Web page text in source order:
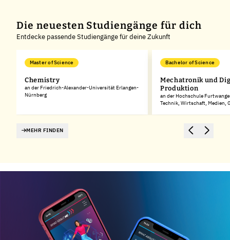
Die neuesten Studiengänge für dich
Entdecke passende Studiengänge für deine Zukunft
Master of Science
Chemistry
an der Friedrich-Alexander-Universität Erlangen-
Nürnberg
Bachelor of Science
Mechatronik und
Produktion
an der Hochschule
Technik, Wirtschaft, Medien,
MEHR FINDEN